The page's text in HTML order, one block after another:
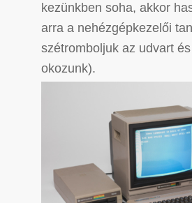
kezünkben soha, akkor
arra a nehézgépkezelői
szétromboljuk az udvart
okozunk).